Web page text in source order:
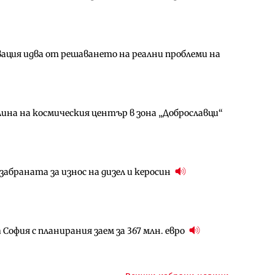
идва от решаването на реални проблеми на
на космическия център в зона „Доброславци“
за износ на дизел и керосин
с планирания заем за 367 млн. евро
още няколко седмици, ако сушата продължи
придобиване на Euroapi Italy
план за магистралата Русе – Велико
надзора на двете метростанции в „Люлин“
и същите обезщетения: НС прие социалния
оценки на имотите може да бъдат
продължава да се охлажда (Графика)
езеро става част от бъдещата магистрала